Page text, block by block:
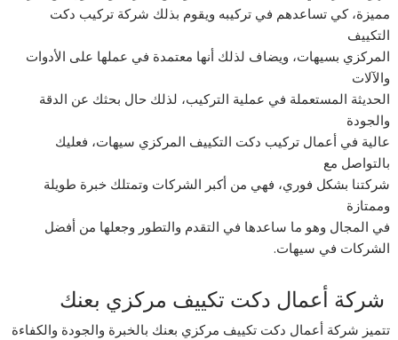
مميزة، كي تساعدهم في تركيبه ويقوم بذلك شركة تركيب دكت
التكييف
المركزي بسيهات، ويضاف لذلك أنها معتمدة في عملها على الأدوات
والآلات
الحديثة المستعملة في عملية التركيب، لذلك حال بحثك عن الدقة
والجودة
عالية في أعمال تركيب دكت التكييف المركزي سيهات، فعليك
بالتواصل مع
شركتنا بشكل فوري، فهي من أكبر الشركات وتمتلك خبرة طويلة
وممتازة
في المجال وهو ما ساعدها في التقدم والتطور وجعلها من أفضل
الشركات في سيهات.
شركة أعمال دكت تكييف مركزي بعنك
تتميز شركة أعمال دكت تكييف مركزي بعنك بالخبرة والجودة والكفاءة